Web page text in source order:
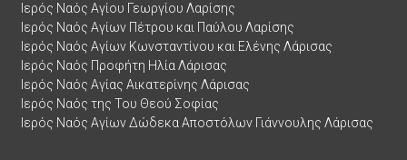
Ιερός Ναός Αγίου Γεωργίου Λαρίσης
Ιερός Ναός Αγίων Πέτρου και Παύλου Λαρίσης
Ιερός Ναός Αγίων Κωνσταντίνου και Ελένης Λάρισας
Ιερός Ναός Προφήτη Ηλία Λάρισας
Ιερός Ναός Αγίας Αικατερίνης Λάρισας
Ιερός Ναός της Του Θεού Σοφίας
Ιερός Ναός Αγίων Δώδεκα Αποστόλων Γιάννουλης Λάρισας